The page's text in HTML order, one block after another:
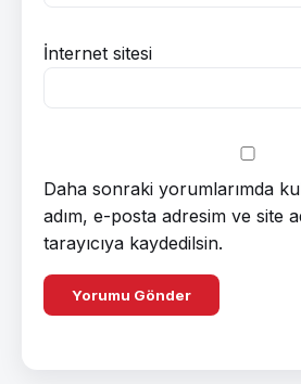
İnternet sitesi
Daha sonraki yorumlarımda
adım, e-posta adresim ve site
tarayıcıya kaydedilsin.